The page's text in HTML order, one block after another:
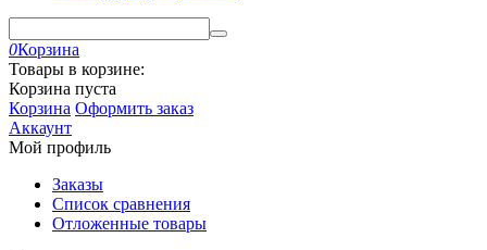
0Корзина
Товары в корзине:
Корзина пуста
Корзина Оформить заказ
Аккаунт
Мой профиль
Заказы
Список сравнения
Отложенные товары